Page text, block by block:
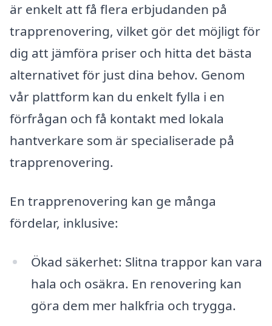
är enkelt att få flera erbjudanden på
trapprenovering, vilket gör det möjligt för
dig att jämföra priser och hitta det bästa
alternativet för just dina behov. Genom
vår plattform kan du enkelt fylla i en
förfrågan och få kontakt med lokala
hantverkare som är specialiserade på
trapprenovering.
En trapprenovering kan ge många
fördelar, inklusive:
Ökad säkerhet: Slitna trappor kan vara
hala och osäkra. En renovering kan
göra dem mer halkfria och trygga.